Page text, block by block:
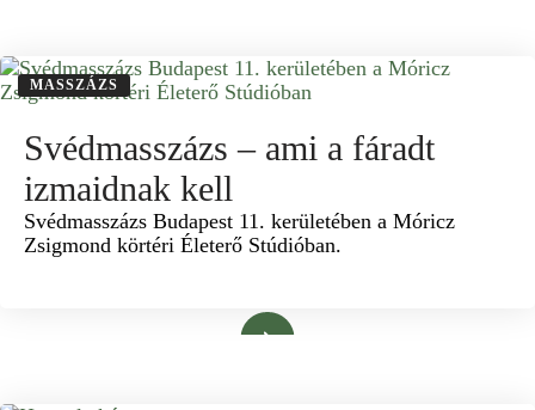
MASSZÁZS
Svédmasszázs – ami a fáradt
izmaidnak kell
Svédmasszázs Budapest 11. kerületében a Móricz
Zsigmond körtéri Életerő Stúdióban.